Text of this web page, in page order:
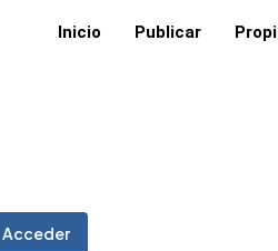
Acceder
Inicio Publicar